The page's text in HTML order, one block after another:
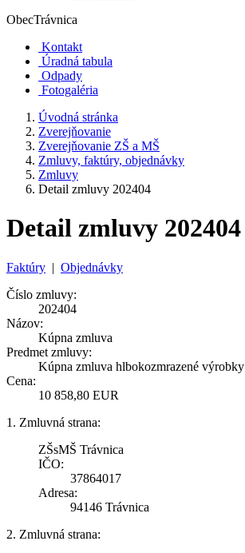
ObecTrávnica
Kontakt
Úradná tabula
Odpady
Fotogaléria
Úvodná stránka
Zverejňovanie
Zverejňovanie ZŠ a MŠ
Zmluvy, faktúry, objednávky
Zmluvy
Detail zmluvy 202404
Detail zmluvy 202404
Faktúry | Objednávky
Číslo zmluvy:
202404
Názov:
Kúpna zmluva
Predmet zmluvy:
Kúpna zmluva hlbokozmrazené výrobky
Cena:
10 858,80 EUR
1. Zmluvná strana:
ZŠsMŠ Trávnica
IČO:
37864017
Adresa:
94146 Trávnica
2. Zmluvná strana: